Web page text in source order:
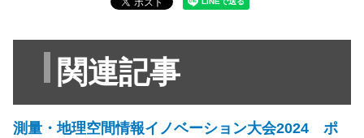
関連記事
測量・地理空間情報イノベーション大会2024 ポ